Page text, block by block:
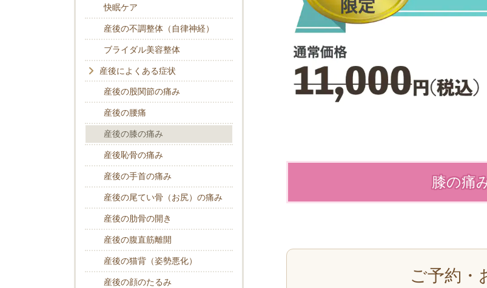
膝の痛
ご予約・
快眠ケア
産後の不調整体（自律神経）
ブライダル美容整体
産後によくある症状
産後の股関節の痛み
産後の腰痛
産後の膝の痛み
産後恥骨の痛み
産後の手首の痛み
産後の尾てい骨（お尻）の痛み
産後の肋骨の開き
産後の腹直筋離開
産後の猫背（姿勢悪化）
産後の顔のたるみ